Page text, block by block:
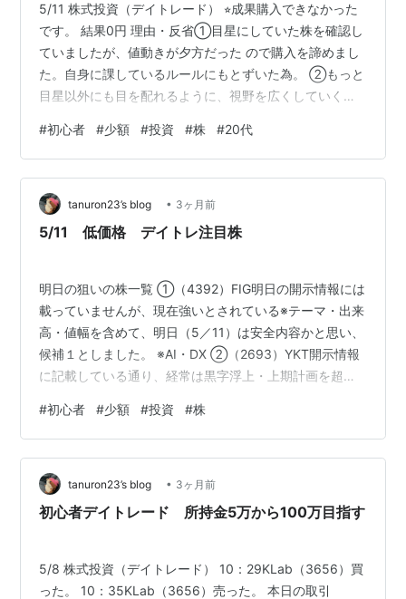
5/11 株式投資（デイトレード） ⭐︎成果購入できなかった
です。 結果0円 理由・反省①目星にしていた株を確認し
ていましたが、値動きが夕方だった ので購入を諦めまし
た。自身に課しているルールにもとずいた為。 ②もっと
目星以外にも目を配れるように、視野を広くしていく。
すw
#初心者 #少額 #投資 #株 #20代
tanuron23’s blog • 3ヶ月前
5/11 低価格 デイトレ注目株
明日の狙いの株一覧 ①（4392）FIG明日の開示情報には
載っていませんが、現在強いとされている※テーマ・出来
高・値幅を含めて、明日（5／11）は安全内容かと思い、
候補１としました。 ※AI・DX ②（2693）YKT開示情報
に記載している通り、経常は黒字浮上・上期計画を超過
まりそうと思い今回の候補としました。 初心者投資家の
たぬきちでした。見ていただいてる方で、『こんな風に
したら〜』等あれば投稿者喜びます。穏やかに見ていた
だけたら嬉しいです。
#初心者 #少額 #投資 #株
tanuron23’s blog • 3ヶ月前
初心者デイトレード 所持金5万から100万目指す
5/8 株式投資（デイトレード） 10：29KLab（3656）買
った。 10：35KLab（3656）売った。 本日の取引